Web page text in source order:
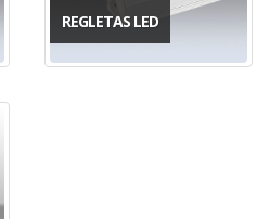
REGLETAS LED